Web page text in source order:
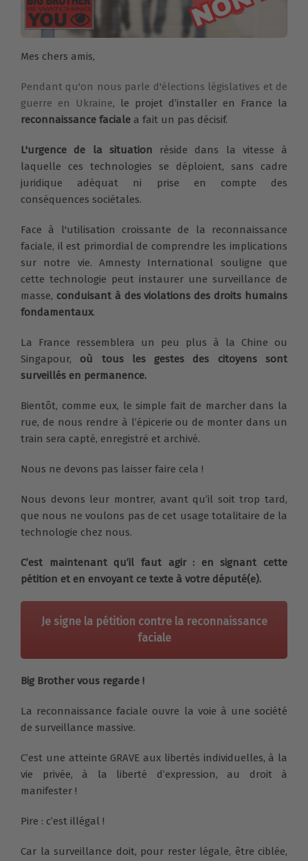
Mes chers amis,
Pendant qu'on nous parle d'élections législatives et de
guerre en Ukraine, le projet d’installer en France la
reconnaissance faciale a fait un pas décisif.
L'urgence de la situation réside dans la vitesse à
laquelle ces technologies se déploient, sans cadre
juridique adéquat ni prise en compte des
conséquences sociétales.
Face à l'utilisation croissante de la reconnaissance
faciale, il est primordial de comprendre les implications
sur notre vie. Amnesty International souligne que
cette technologie peut instaurer une surveillance de
masse, conduisant à des violations des droits humains
fondamentaux.
La France ressemblera un peu plus à la Chine ou
Singapour, où tous les gestes des citoyens sont
surveillés en permanence.
Bientôt, comme eux, le simple fait de marcher dans la
rue, de nous rendre à l’épicerie ou de monter dans un
train sera capté, enregistré et archivé.
Nous ne devons pas laisser faire cela !
Nous devons leur montrer, avant qu’il soit trop tard,
que nous ne voulons pas de cet usage totalitaire de la
technologie chez nous.
C’est maintenant qu’il faut agir : en signant cette
pétition et en envoyant ce texte à votre député(e).
Je signe la pétition contre la reconnaissance
faciale
Big Brother vous regarde !
La reconnaissance faciale ouvre la voie à une société
de surveillance massive.
C’est une atteinte GRAVE aux libertés individuelles, à la
vie privée, à la liberté d’expression, au droit à
manifester !
Pire : c’est illégal !
Car la surveillance doit, pour rester légale, être ciblée,